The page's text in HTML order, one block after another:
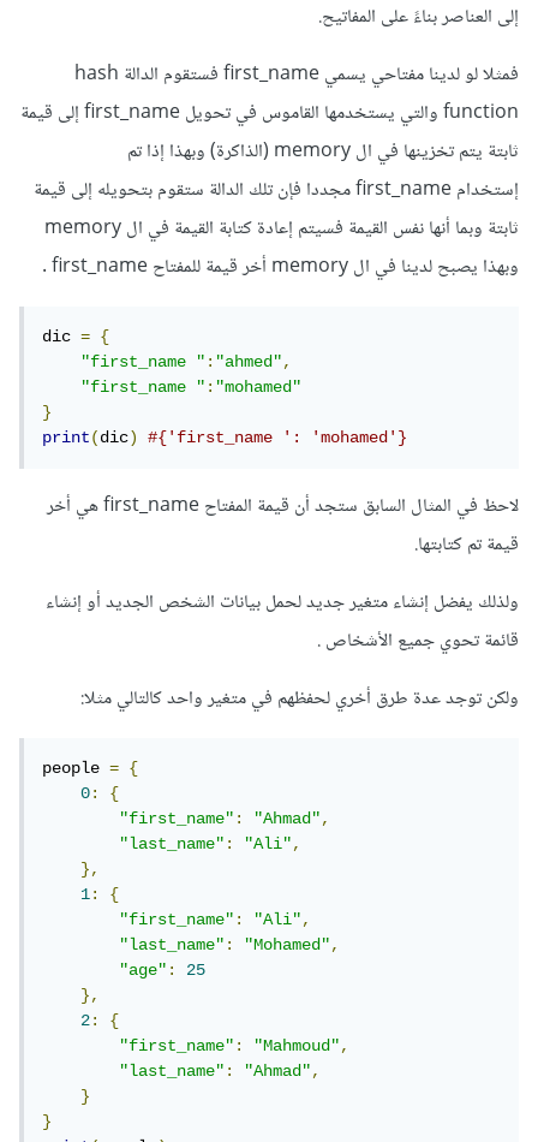
إلى العناصر بناءً على المفاتيح.
فمثلا لو لدينا مفتاحي يسمي first_name فستقوم الدالة hash
function والتي يستخدمها القاموس في تحويل first_name إلى قيمة
ثابتة يتم تخزينها في ال memory (الذاكرة) وبهذا إذا تم
إستخدام first_name مجددا فإن تلك الدالة ستقوم بتحويله إلى قيمة
ثابتة وبما أنها نفس القيمة فسيتم إعادة كتابة القيمة في ال memory
وبهذا يصبح لدينا في ال memory أخر قيمة للمفتاح first_name .
dic =
{
"first_name ":"ahmed",
"first_name ":"mohamed"
}
print(dic) #{'first_name ': 'mohamed'}
لاحظ في المثال السابق ستجد أن قيمة المفتاح first_name هي أخر
قيمة تم كتابتها.
ولذلك يفضل إنشاء متغير جديد لحمل بيانات الشخص الجديد أو إنشاء
قائمة تحوي جميع الأشخاص .
ولكن توجد عدة طرق أخري لحفظهم في متغير واحد كالتالي مثلا:
people =
{
0:
{
"first_name": "Ahmad",
"last_name": "Ali",
},
1:
{
"first_name": "Ali",
"last_name": "Mohamed",
"age":
25
},
2:
{
"first_name": "Mahmoud",
"last_name": "Ahmad",
}
}